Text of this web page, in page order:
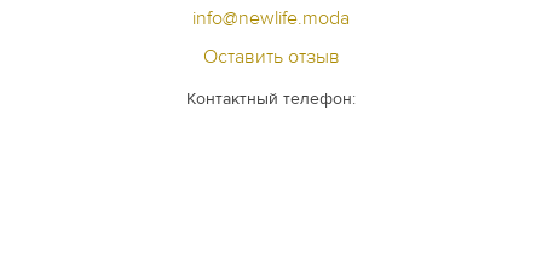
info@newlife.moda
Оставить отзыв
Контактный телефон: